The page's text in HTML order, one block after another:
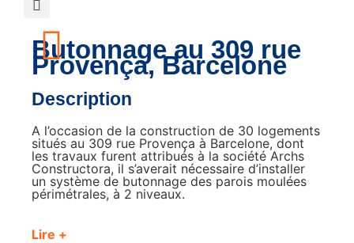
Butonnage au 309 rue
Provença, Barcelone
Description
A l’occasion de la construction de 30 logements
situés au 309 rue Provença à Barcelone, dont
les travaux furent attribués à la société Archs
Constructora, il s’averait nécessaire d’installer
un système de butonnage des parois moulées
périmétrales, à 2 niveaux.
Lire +